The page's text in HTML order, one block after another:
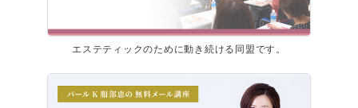
エステティックのために動き続ける同盟です。